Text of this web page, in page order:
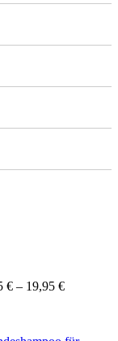
€ – 19,95 €